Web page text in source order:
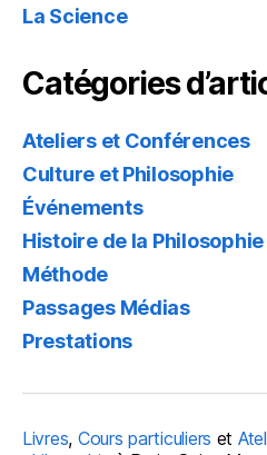
La Science
Catégories
Ateliers et Conférences
Culture et Philosophie
Événements
Histoire de la Philosophie
Méthode
Passages Médias
Prestations
Livres, Cours particuliers et